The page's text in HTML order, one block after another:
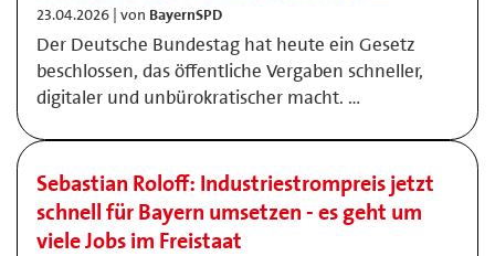
23.04.2026 | von BayernSPD
Der Deutsche Bundestag hat heute ein Gesetz
beschlossen, das öffentliche Vergaben schneller,
digitaler und unbürokratischer macht. …
Sebastian Roloff: Industriestrompreis jetzt
schnell für Bayern umsetzen - es geht um
viele Jobs im Freistaat